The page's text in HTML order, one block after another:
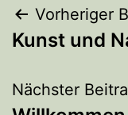
Vorheriger
Kunst und
Nächster